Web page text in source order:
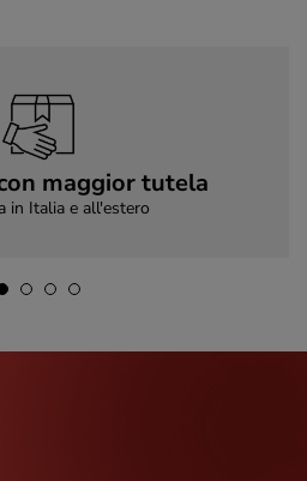
maggior tutela
in Italia e all'estero